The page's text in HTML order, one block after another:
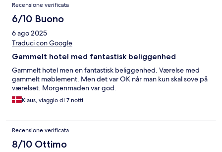
Recensione verificata
6/10 Buono
6 ago 2025
Traduci con Google
Gammelt hotel med fantastisk beliggenhed
Gammelt hotel men en fantastisk beliggenhed. Værelse med
gammelt møblement. Men det var OK når man kun skal sove på
værelset. Morgenmaden var god.
Klaus, viaggio di 7 notti
Recensione verificata
8/10 Ottimo